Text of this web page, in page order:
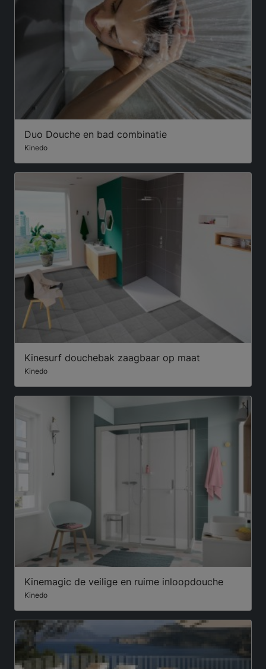
Duo Douche en bad combinatie
Kinedo
Kinesurf douchebak zaagbaar op maat
Kinedo
Kinemagic de veilige en ruime inloopdouche
Kinedo